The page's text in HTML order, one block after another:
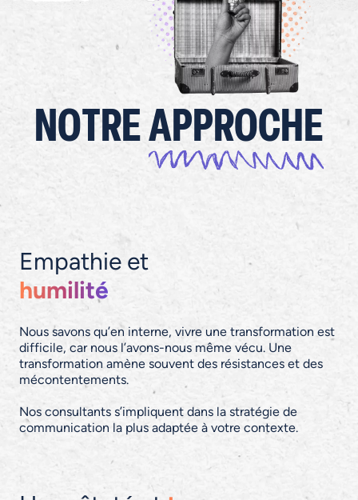
NOTREAPPROCHE
Empathie et
humilité
Nous savons qu’en interne, vivre une transformation est
difficile, car nous l’avons-nous même vécu. Une
transformation amène souvent des résistances et des
mécontentements.
Nos consultants s’impliquent dans la stratégie de
communication la plus adaptée à votre contexte.